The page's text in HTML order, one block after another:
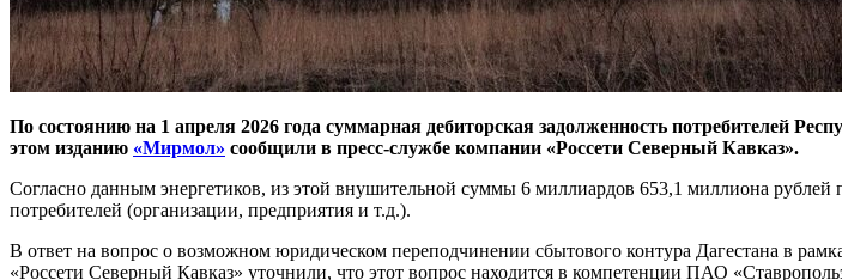
По состоянию на 1 апреля 2026 года суммарная дебиторская задолженность потребителей
этом изданию «Мирмол» сообщили в пресс-службе компании «Россети Северный Кавказ».
Согласно данным энергетиков, из этой внушительной суммы 6 миллиардов 653,1 миллиона
потребителей (организации, предприятия и т.д.).
В ответ на вопрос о возможном юридическом переподчинении сбытового контура Дагестана в
«Россети Северный Кавказ» уточнили, что этот вопрос находится в компетенции ПАО